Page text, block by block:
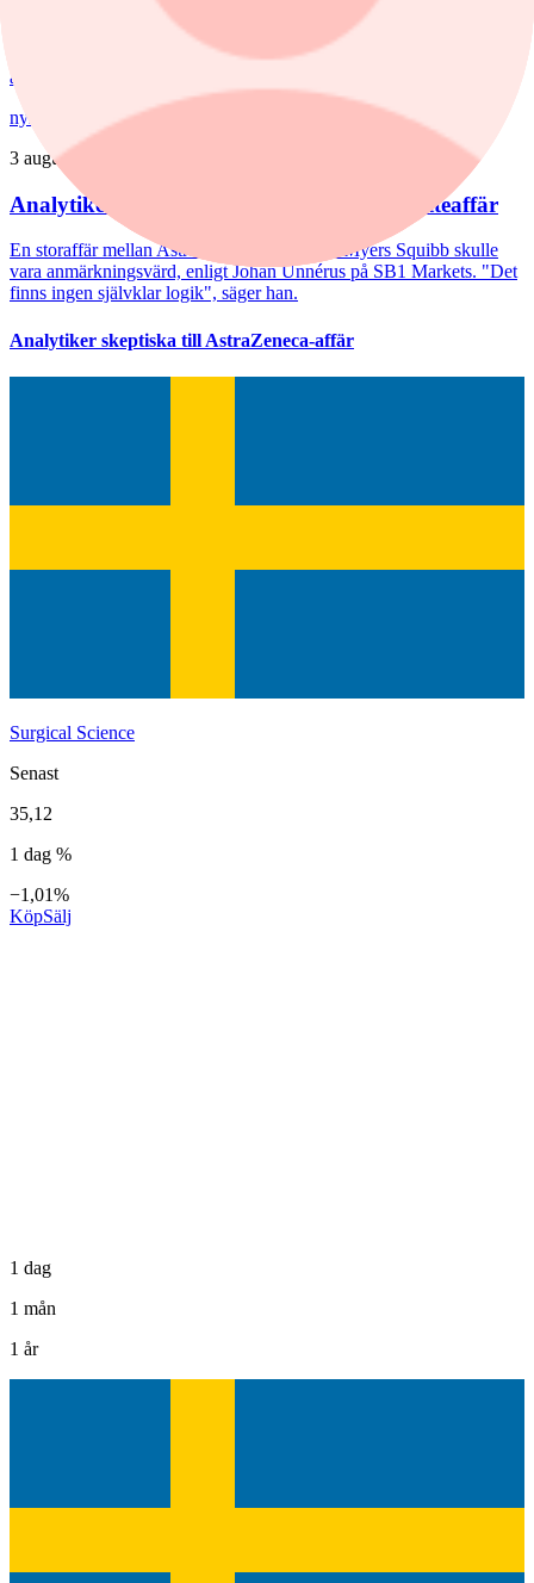
AstraZenecas eventuella jätteaffär mottas negativt av marknaden.
HealthInvest-förvaltaren Ellinor Hult delar sentimentet: ”Ingen som
är jättetaggad”.
nyheter
Astra Zeneca
3 augusti, 10:48
Analytikern: Därför sågas AstraZenecas jätteaffär
En storaffär mellan AstraZeneca och Bristol Myers Squibb skulle
vara anmärkningsvärd, enligt Johan Unnérus på SB1 Markets. "Det
finns ingen självklar logik", säger han.
Analytiker skeptiska till AstraZeneca-affär
Surgical Science
Senast
35,12
1 dag %
−1,01%
KöpSälj
1 dag
1 mån
1 år